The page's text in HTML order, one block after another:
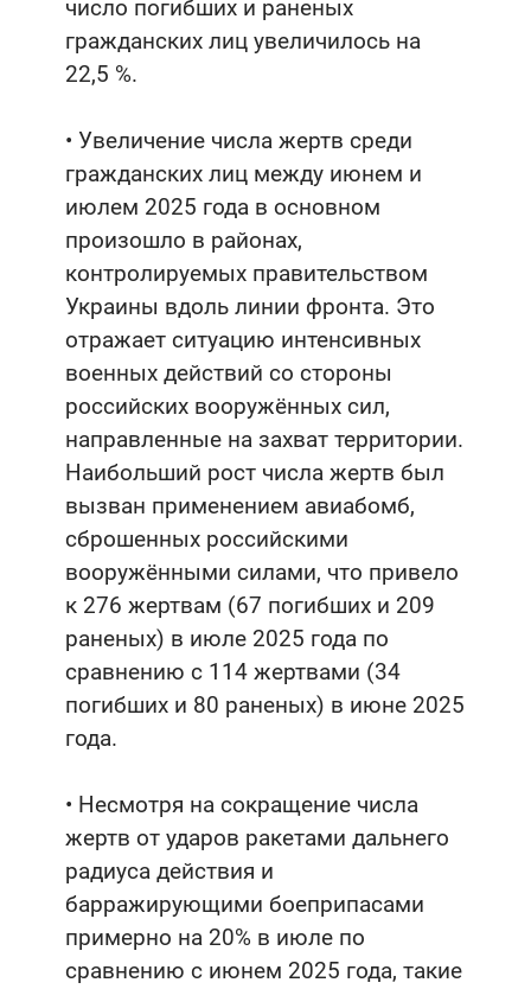
число погибших и раненых
гражданских лиц увеличилось на
22,5 %.
• Увеличение числа жертв среди
гражданских лиц между июнем и
июлем 2025 года в основном
произошло в районах,
контролируемых правительством
Украины вдоль линии фронта. Это
отражает ситуацию интенсивных
военных действий со стороны
российских вооружённых сил,
направленные на захват территории.
Наибольший рост числа жертв был
вызван применением авиабомб,
сброшенных российскими
вооружёнными силами, что привело
к 276 жертвам (67 погибших и 209
раненых) в июле 2025 года по
сравнению с 114 жертвами (34
погибших и 80 раненых) в июне 2025
года.
• Несмотря на сокращение числа
жертв от ударов ракетами дальнего
радиуса действия и
барражирующими боеприпасами
примерно на 20% в июле по
сравнению с июнем 2025 года, такие